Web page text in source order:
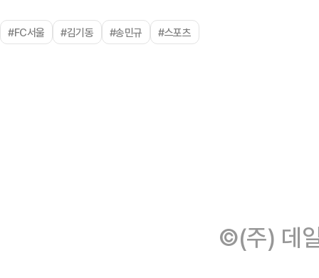
#FC서울 #김기동 #송민규 #스포츠
©(주) 데